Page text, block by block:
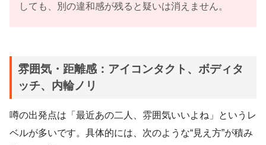
しても、別の違和感が残ると疑いは消えません。
雰囲気・距離感：アイコンタクト、ボディタ
ッチ、内輪ノリ
噂の出発点は「最近あの二人、雰囲気いいよね」というレ
ベルが多いです。具体的には、次のような“見え方”が積み